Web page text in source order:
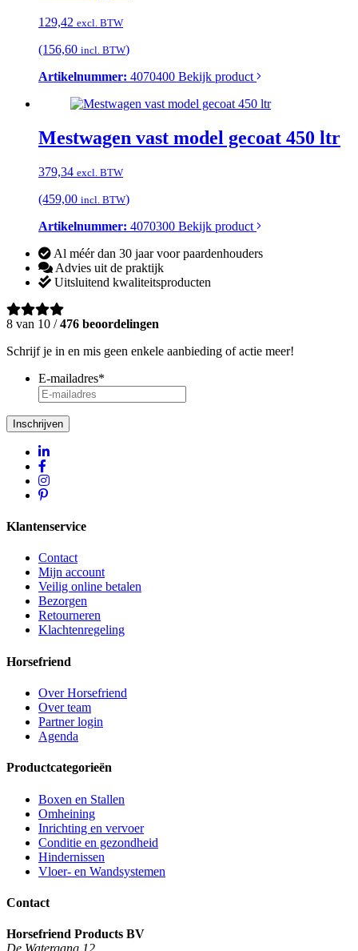
129,42 excl. BTW
(156,60 incl. BTW)
Artikelnummer: 4070400 Bekijk product
Mestwagen vast model gecoat 450 ltr
379,34 excl. BTW
(459,00 incl. BTW)
Artikelnummer: 4070300 Bekijk product
Al méér dan 30 jaar voor paardenhouders
Advies uit de praktijk
Uitsluitend kwaliteitsproducten
8 van 10 /476 beoordelingen
Schrijf je in en mis geen enkele aanbieding of actie meer!
E-mailadres*
Inschrijven
Klantenservice
Contact
Mijn account
Veilig online betalen
Bezorgen
Retourneren
Klachtenregeling
Horsefriend
Over Horsefriend
Over team
Partner login
Agenda
Productcategorieën
Boxen en Stallen
Omheining
Inrichting en vervoer
Conditie en gezondheid
Hindernissen
Vloer- en Wandsystemen
Contact
Horsefriend Products BV
De Watergang 12